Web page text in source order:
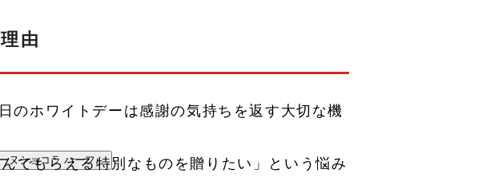
酒ショコラランキング第3位受賞! 仙櫻 -日本酒ショコラ-」
ヌショコラ ハーフ」
由
のホワイトデーは感謝の気持ちを返す大切な機
でもらえる特別なものを贈りたい」という悩み